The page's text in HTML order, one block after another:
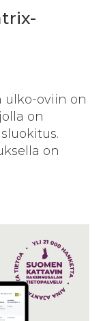
ulko-oviin on
on
on